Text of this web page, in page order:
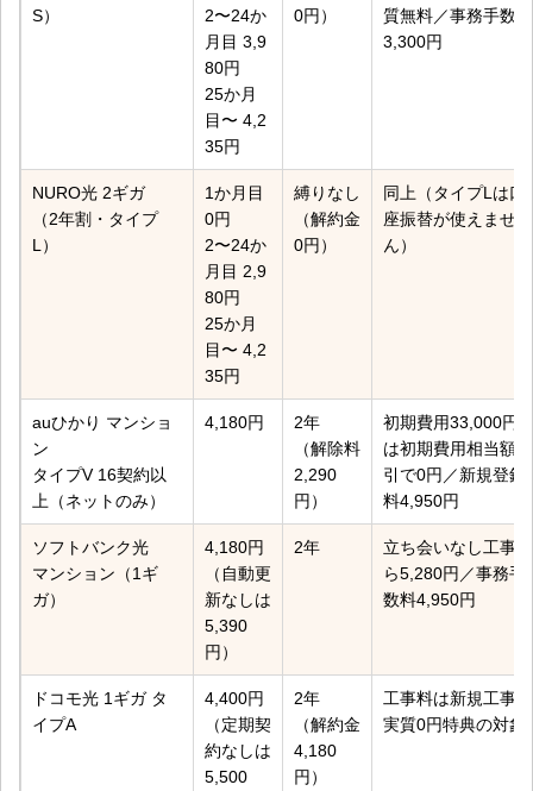
S）
2〜24か
月目 3,9
80円
25か月
目〜 4,2
35円
0円）
質無料／事務手数料
3,300円
NURO光 2ギガ
（2年割・タイプ
L）
1か月目
0円
2〜24か
月目 2,9
80円
25か月
目〜 4,2
35円
縛りなし
（解約金
0円）
同上（タイプLは口
座振替が使えませ
ん）
auひかり マンショ
ン
タイプV 16契約以
上（ネットのみ）
4,180円
2年
（解除料
2,290
円）
初期費用33,000円
は初期費用相当額割
引で0円／新規登録
料4,950円
ソフトバンク光
マンション（1ギ
ガ）
4,180円
（自動更
新なしは
5,390
円）
2年
立ち会いなし工事な
ら5,280円／事務手
数料4,950円
ドコモ光 1ギガ タ
イプA
4,400円
（定期契
約なしは
5,500
2年
（解約金
4,180
円）
工事料は新規工事料
実質0円特典の対象